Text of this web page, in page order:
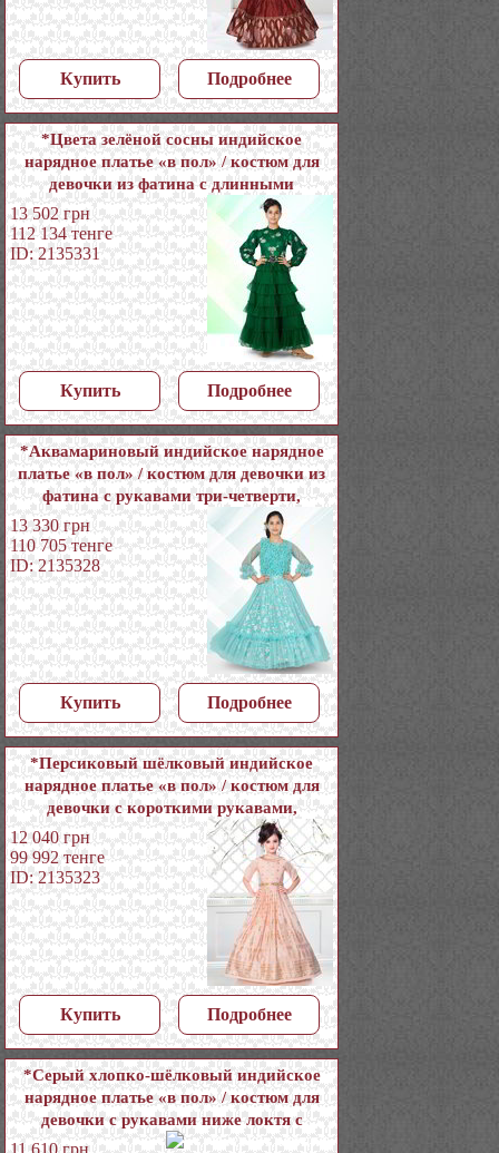
Купить Подробнее
*Цвета зелёной сосны индийское
нарядное платье «в пол» / костюм для
девочки из фатина с длинными
рукавами, украшенный печатным
13 502 грн
112 134 тенге
ID: 2135331
Купить Подробнее
*Аквамариновый индийское нарядное
платье «в пол» / костюм для девочки из
фатина с рукавами три-четверти,
украшенный печатным рисунком
13 330 грн
110 705 тенге
ID: 2135328
Купить Подробнее
*Персиковый шёлковый индийское
нарядное платье «в пол» / костюм для
девочки с короткими рукавами,
украшенный печатным рисунком с
пайетками, кусочками зеркалец
12 040 грн
99 992 тенге
ID: 2135323
Купить Подробнее
*Серый хлопко-шёлковый индийское
нарядное платье «в пол» / костюм для
девочки с рукавами ниже локтя с
пайетками, кусочками зеркалец
11 610 грн